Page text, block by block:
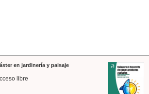
en jardinería y paisaje
libre